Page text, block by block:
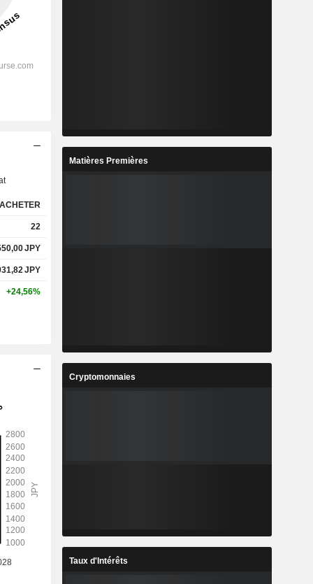
ACHETER
22
JPY
JPY
+24,56%
Matières Premières
Cryptomonnaies
Taux d'Intérêts